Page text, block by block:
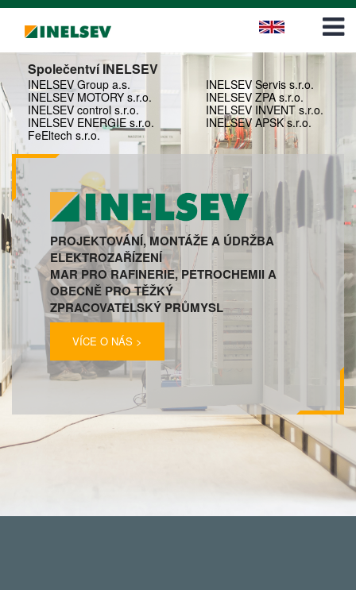
Společentví INELSEV
INELSEV Group a.s.
INELSEV Servis s.r.o.
INELSEV MOTORY s.r.o.
INELSEV ZPA s.r.o.
INELSEV control s.r.o.
INELSEV INVENT s.r.o.
INELSEV ENERGIE s.r.o.
INELSEV APSK s.r.o.
FeEltech s.r.o.
PROJEKTOVÁNÍ, MONTÁŽE A ÚDRŽBA
ELEKTROZAŘÍZENÍ
MAR PRO RAFINERIE, PETROCHEMII A
OBECNĚ PRO TĚŽKÝ
ZPRACOVATELSKÝ PRŮMYSL
VÍCE O NÁS >
Volné pozice
Zákaznická zóna
Požadavek na servisní zásah
Řízení dokumentů
Zákaznický dotazník
Kontakty
Kontakty
Kontakty pro realizaci na ČEZ DISTRIBUCE